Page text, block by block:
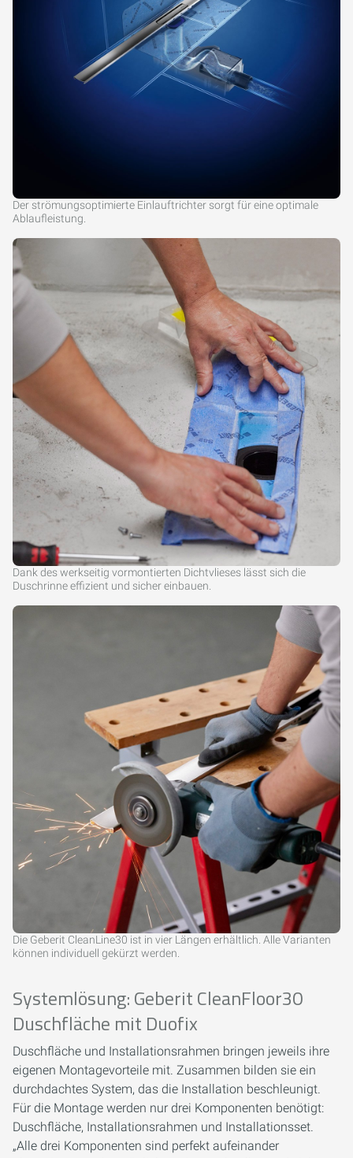
Der strömungsoptimierte Einlauftrichter sorgt für eine optimale
Ablaufleistung.
Dank des werkseitig vormontierten Dichtvlieses lässt sich die
Duschrinne effizient und sicher einbauen.
Die Geberit CleanLine30 ist in vier Längen erhältlich. Alle Varianten
können individuell gekürzt werden.
Systemlösung: Geberit CleanFloor30
Duschfläche mit Duofix
Duschfläche und Installationsrahmen bringen jeweils ihre
eigenen Montagevorteile mit. Zusammen bilden sie ein
durchdachtes System, das die Installation beschleunigt.
Für die Montage werden nur drei Komponenten benötigt:
Duschfläche, Installationsrahmen und Installationsset.
„Alle drei Komponenten sind perfekt aufeinander